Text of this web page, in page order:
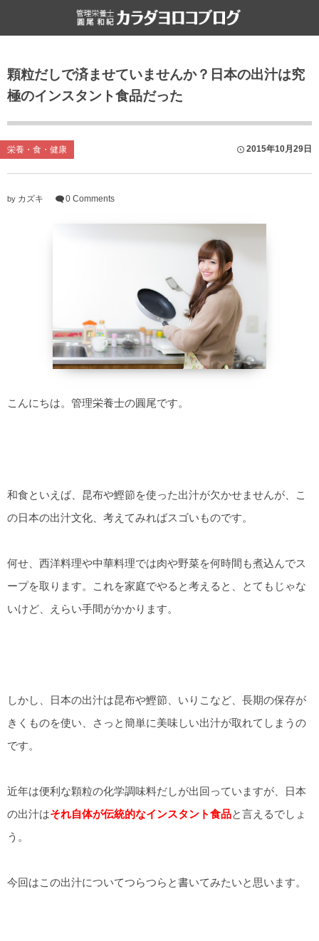
顆粒だしで済ませていませんか？日本の出汁は究
極のインスタント食品だった
栄養・食・健康 2015年10月29日
by カズキ 0 Comments
こんにちは。管理栄養士の圓尾です。
和食といえば、昆布や鰹節を使った出汁が欠かせませんが、こ
の日本の出汁文化、考えてみればスゴいものです。
何せ、西洋料理や中華料理では肉や野菜を何時間も煮込んでス
ープを取ります。これを家庭でやると考えると、とてもじゃな
いけど、えらい手間がかかります。
しかし、日本の出汁は昆布や鰹節、いりこなど、長期の保存が
きくものを使い、さっと簡単に美味しい出汁が取れてしまうの
です。
近年は便利な顆粒の化学調味料だしが出回っていますが、日本
の出汁はそれ自体が伝統的なインスタント食品と言えるでしょ
う。
今回はこの出汁についてつらつらと書いてみたいと思います。
栄養・食・健康
食文化
ライフハック